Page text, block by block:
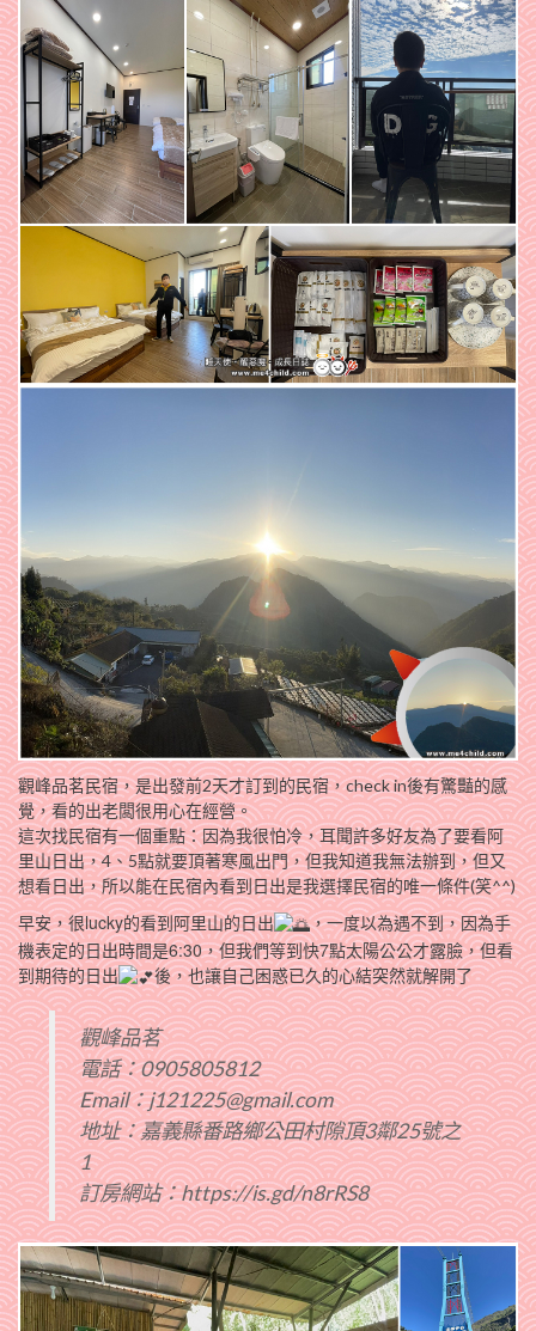
觀峰品茗民宿，是出發前2天才訂到的民宿，check in後有驚豔的感
覺，看的出老闆很用心在經營。
這次找民宿有一個重點：因為我很怕冷，耳聞許多好友為了要看阿
里山日出，4、5點就要頂著寒風出門，但我知道我無法辦到，但又
想看日出，所以能在民宿內看到日出是我選擇民宿的唯一條件(笑^^)
早安，很lucky的看到阿里山的日出
，一度以為遇不到，因為手
機表定的日出時間是6:30，但我們等到快7點太陽公公才露臉，但看
到期待的日出
後，也讓自己困惑已久的心結突然就解開了
觀峰品茗
電話：0905805812
Email：j121225@gmail.com
地址：嘉義縣番路鄉公田村隙頂3鄰25號之
1
訂房網站：https://is.gd/n8rRS8